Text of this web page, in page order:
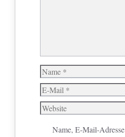
Name
E-
Mail
Website
Name, E-Mail-Adresse